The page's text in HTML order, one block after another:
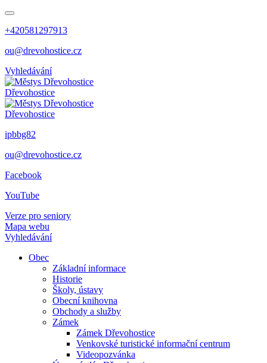
+420581297913
ou@drevohostice.cz
Vyhledávání
Dřevohostice
Dřevohostice
ipbbg82
ou@drevohostice.cz
Facebook
YouTube
Verze pro seniory
Mapa webu
Vyhledávání
Obec
Základní informace
Historie
Školy, ústavy
Obecní knihovna
Obchody a služby
Zámek
Zámek Dřevohostice
Venkovské turistické informační centrum
Videopozvánka